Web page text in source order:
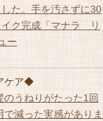
した。手を汚さずに30
イク完成「マナラ リ
ー
ケア◆
うねりがたった1回
で減った実感がありま